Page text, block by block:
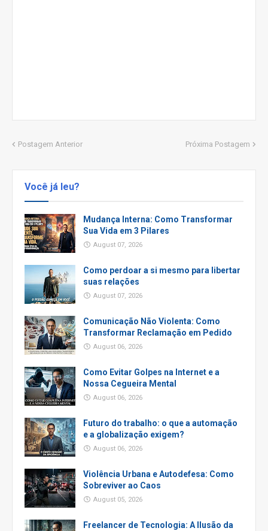
Postagem Anterior Próxima Postagem
Você já leu?
Mudança Interna: Como Transformar
Sua Vida em 3 Pilares
August 07, 2026
Como perdoar a si mesmo para libertar
suas relações
August 07, 2026
Comunicação Não Violenta: Como
Transformar Reclamação em Pedido
August 06, 2026
Como Evitar Golpes na Internet e a
Nossa Cegueira Mental
August 06, 2026
Futuro do trabalho: o que a automação
e a globalização exigem?
August 06, 2026
Violência Urbana e Autodefesa: Como
Sobreviver ao Caos
August 05, 2026
Freelancer de Tecnologia: A Ilusão da